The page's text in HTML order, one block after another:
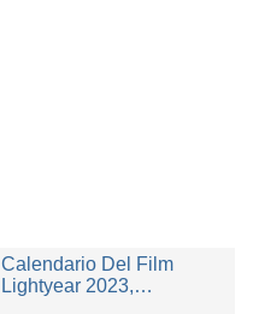
Calendario Del Film
Lightyear 2023,